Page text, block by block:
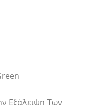
Εξάλειψη Των